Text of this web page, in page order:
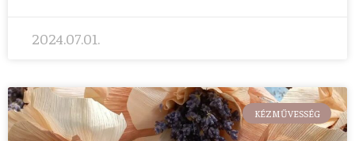
2024.07.01.
KÉZMŰVESSÉG